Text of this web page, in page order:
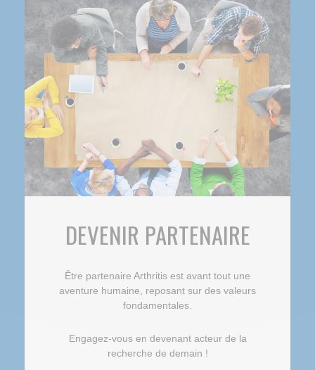
DEVENIR PARTENAIRE
Être partenaire Arthritis est avant tout une
aventure humaine, reposant sur des valeurs
fondamentales.
Engagez-vous en devenant acteur de la
recherche de demain !